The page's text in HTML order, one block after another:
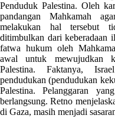
Penduduk Palestina. Oleh
pandangan Mahkamah
melakukan hal tersebut
ditimbulkan dari keberadaan
fatwa hukum oleh
awal untuk mewujudkan
Palestina. Faktanya,
pendudukan (pendudukan
Palestina. Pelanggaran
berlangsung. Retno
di Gaza, masih menjadi